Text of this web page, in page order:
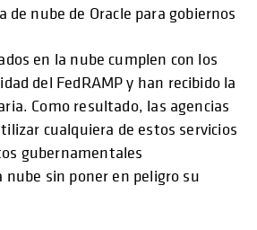
nube de Oracle para gobiernos
en la nube cumplen con los
del FedRAMP y han recibido la
Como resultado, las agencias
cualquiera de estos servicios
gubernamentales
nube sin poner en peligro su